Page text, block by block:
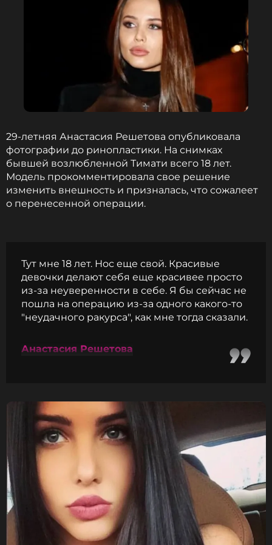
29-летняя Анастасия Решетова опубликовала
фотографии до ринопластики. На снимках
бывшей возлюбленной Тимати всего 18 лет.
Модель прокомментировала свое решение
изменить внешность и призналась, что сожалеет
о перенесенной операции.
Тут мне 18 лет. Нос еще свой. Красивые
девочки делают себя еще красивее просто
из-за неуверенности в себе. Я бы сейчас не
пошла на операцию из-за одного какого-то
"неудачного ракурса", как мне тогда сказали.
Анастасия Решетова